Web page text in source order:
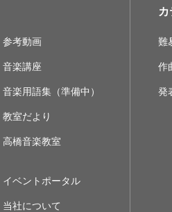
参考動画
音楽講座
音楽用語集（準備中）
教室だより
高橋音楽教室
イベントポータル
当社について
難
作
発